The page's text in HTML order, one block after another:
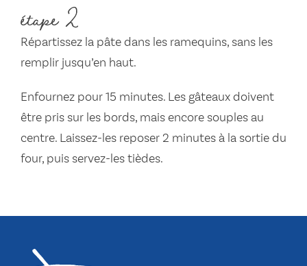
étape 2
Répartissez la pâte dans les ramequins, sans les
remplir jusqu’en haut.
Enfournez pour 15 minutes. Les gâteaux doivent
être pris sur les bords, mais encore souples au
centre. Laissez-les reposer 2 minutes à la sortie du
four, puis servez-les tièdes.